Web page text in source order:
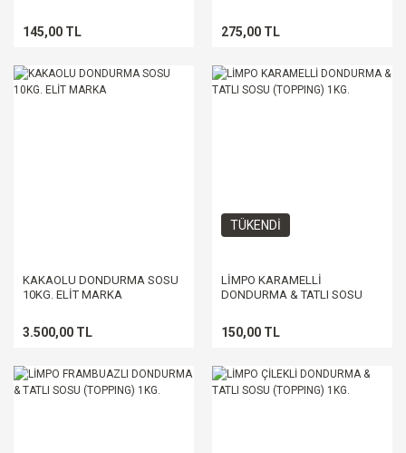
145,00 TL 275,00 TL
KAKAOLU DONDURMA SOSU
10KG. ELİT MARKA
3.500,00 TL
TÜKENDİ
LİMPO KARAMELLİ
DONDURMA & TATLI SOSU
150,00 TL